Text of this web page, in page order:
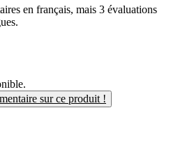
en français, mais 3 évaluations
sur ce produit !